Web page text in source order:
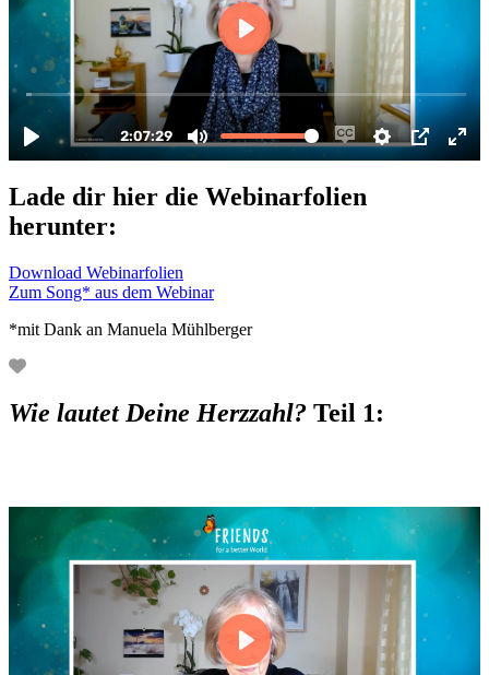
Lade dir hier die Webinarfolien
herunter:
Download Webinarfolien
Zum Song* aus dem Webinar
*mit Dank an Manuela Mühlberger
Wie lautet Deine Herzzahl? Teil 1: